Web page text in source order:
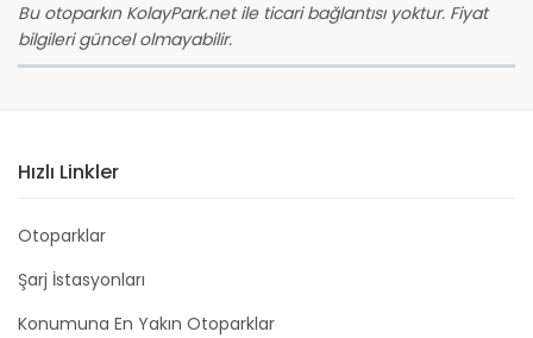
Bu otoparkın KolayPark.net ile ticari bağlantısı yoktur. Fiyat
bilgileri güncel olmayabilir.
Hızlı Linkler
Otoparklar
Şarj İstasyonları
Konumuna En Yakın Otoparklar